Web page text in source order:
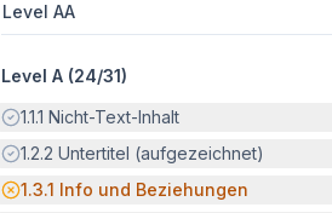
Level AA
Level A (24/31)
Erfüllt:
1.1.1 Nicht-Text-Inhalt
Erfüllt:
1.2.2 Untertitel (aufgezeichnet)
Potenzielle Barriere:
1.3.1 Info und Beziehungen